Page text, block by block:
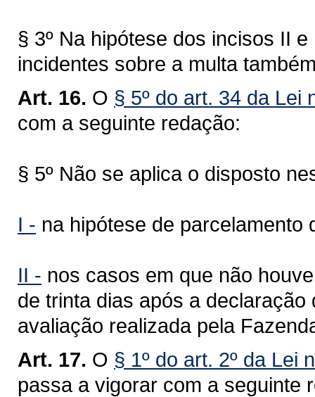
§ 3º Na hipótese dos incisos II
incidentes sobre a multa
Art. 16. O § 5º do art. 34 da Lei
com a seguinte redação:
§ 5º Não se aplica o disposto
I - na hipótese de parcelamento
II - nos casos em que não
de trinta dias após a
avaliação realizada pela
Art. 17. O § 1º do art. 2º da Lei
passa a vigorar com a seguinte